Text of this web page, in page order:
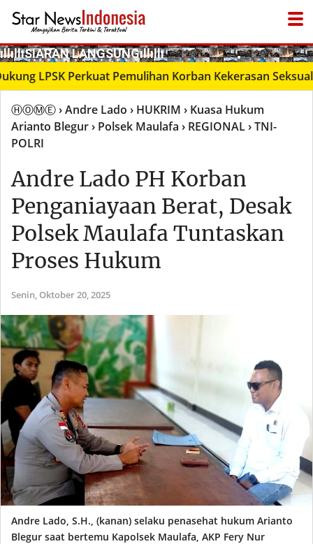
­ıllıllıS͙I͙A͙R͙A͙N͙ L͙A͙N͙G͙S͙U͙N͙G͙ıllıllı
Perkuat Pemulihan Korban Kekerasan Seksual
ⒽⓄⓂⒺ› Andre Lado › HUKRIM › Kuasa Hukum
Arianto Blegur› Polsek Maulafa › REGIONAL› TNI-
POLRI
Andre Lado PH Korban
Penganiayaan Berat, Desak
Polsek Maulafa Tuntaskan
Proses Hukum
Senin, Oktober 20, 2025
Andre Lado, S.H., (kanan) selaku penasehat hukum Arianto
Blegur saat bertemu Kapolsek Maulafa, AKP Fery Nur